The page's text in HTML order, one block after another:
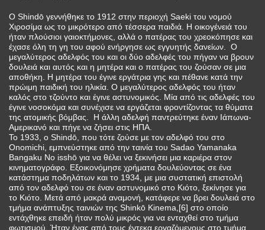
Ο Shindō γεννήθηκε το 1912 στην περιοχή Saeki του νομού
Χιροσίμα ως το μικρότερο από τέσσερα παιδιά. Η οικογένειά του
ήταν πλούσιοι γαιοκτήμονες, αλλά ο πατέρας του χρεοκόπησε και
έχασε όλη τη γη του αφού ενήργησε ως εγγυητής δανείων. Ο
μεγαλύτερος αδελφός του και οι δύο αδελφές του πήγαν να βρουν
δουλειά και αυτός και η μητέρα και ο πατέρας του ζούσαν σε μια
αποθήκη. Η μητέρα του έγινε εργάτρια γης και πέθανε κατά την
πρώιμη παιδική του ηλικία. Ο μεγαλύτερος αδελφός του ήταν
καλός στο τζούντο και έγινε αστυνομικός. Μία από τις αδελφές του
έγινε νοσοκόμα και συνέχισε να εργάζεται φροντίζοντας τα θύματα
της ατομικής βόμβας. Η άλλη αδελφή παντρεύτηκε έναν Ιάπωνα-
Αμερικανό και πήγε να ζήσει στις ΗΠΑ.
Το 1933, ο Shindō, που τότε ζούσε με τον αδελφό του στο
Onomichi, εμπνεύστηκε από την ταινία του Sadao Yamanaka
Bangaku No isshō για να θέλει να ξεκινήσει μια καριέρα στον
κινηματογράφο. Εξοικονόμησε χρήματα δουλεύοντας σε ένα
κατάστημα ποδηλάτων και το 1934, με μια συστατική επιστολή
από τον αδελφό του σε έναν αστυνομικό στο Κιότο, ξεκίνησε για
το Κιότο. Μετά από μακρά αναμονή, κατάφερε να βρει δουλειά στο
τμήμα ανάπτυξης ταινιών της Shinkō Kinema,[6] στο οποίο
εντάχθηκε επειδή ήταν πολύ μικρός για να ενταχθεί στο τμήμα
φωτισμού. Ήταν ένας από τους έντεκα εργαζόμενους στο τμήμα